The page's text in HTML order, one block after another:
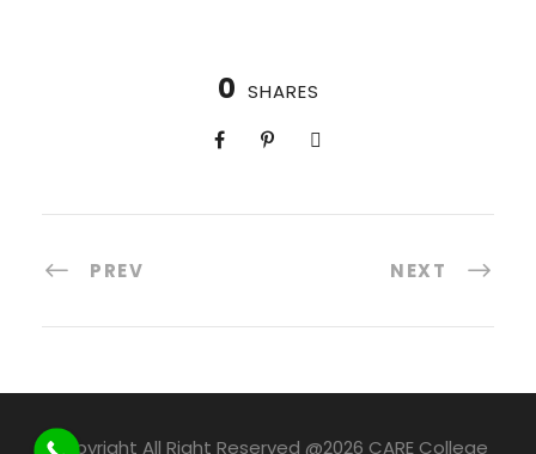
0 SHARES
PREV NEXT
Copyright All Right Reserved @2026 CARE College